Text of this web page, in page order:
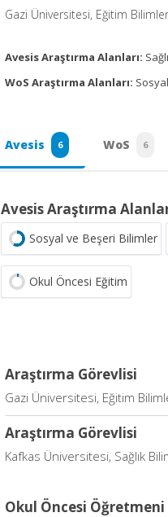
Gazi Üniversitesi, Eğitim
Avesis Araştırma Alanları:
WoS Araştırma Alanları:
Avesis 6 WoS 6
Avesis Araştırma
Sosyal ve Beşeri Bilimler
Okul Öncesi Eğitim
Araştırma Görevlisi
Gazi Üniversitesi, Eğitim
Araştırma Görevlisi
Kafkas Üniversitesi, Sağlık
Okul Öncesi Öğretmeni